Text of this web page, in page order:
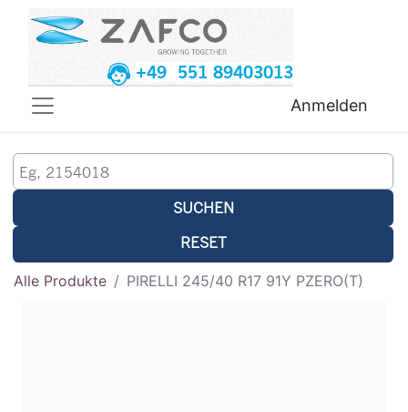
+49 551 89403013
Anmelden
SUCHEN
RESET
Alle Produkte PIRELLI 245/40 R17 91Y PZERO(T)